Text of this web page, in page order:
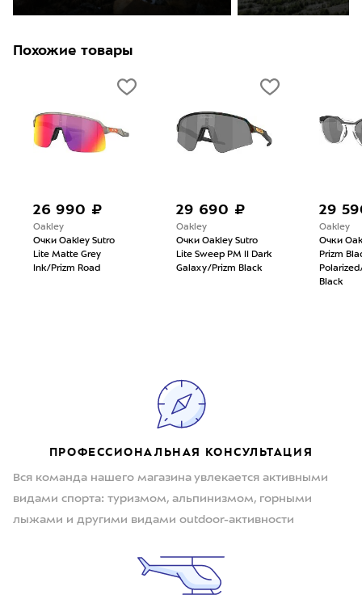
Похожие товары
26 990 ₽
Oakley
Очки Oakley Sutro
Lite Matte Grey
Ink/Prizm Road
29 690 ₽
Oakley
Очки Oakley Sutro
Lite Sweep PM II Dark
Galaxy/Prizm Black
29
Oakley
Очки
Prizm
Black
ПРОФЕССИОНАЛЬНАЯ КОНСУЛЬТАЦИЯ
Вся команда нашего магазина увлекается активными
видами спорта: туризмом, альпинизмом, горными
лыжами и другими видами outdoor-активности